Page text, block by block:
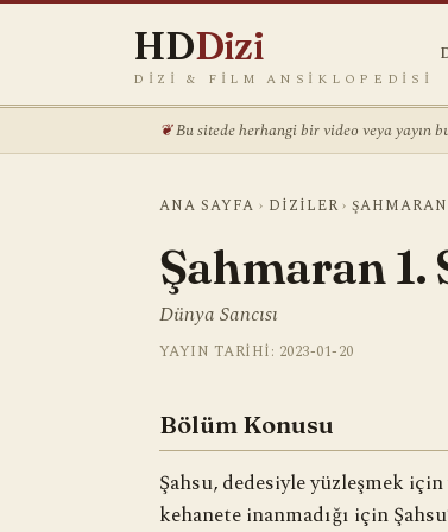
HDDizi
DIZI & FILM ANSIKLOPEDISI
Bu sitede herhangi bir video veya yayın
ANA SAYFA › DIZILER ›ŞAHMARAN
Şahmaran 1.
Dünya Sancısı
YAYIN TARIHI: 2023-01-20
Bölüm Konusu
Şahsu, dedesiyle yüzleşmek
kehanete inanmadığı için